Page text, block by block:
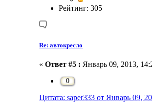
Рейтинг: 305
Re: автокресло
«Ответ #5 : Январь 09, 2013,
0
Цитата: saper333 от Январь 09,